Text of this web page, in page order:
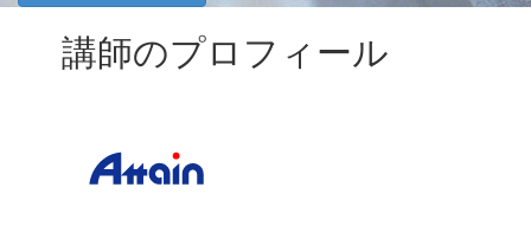
講師のプロフィール